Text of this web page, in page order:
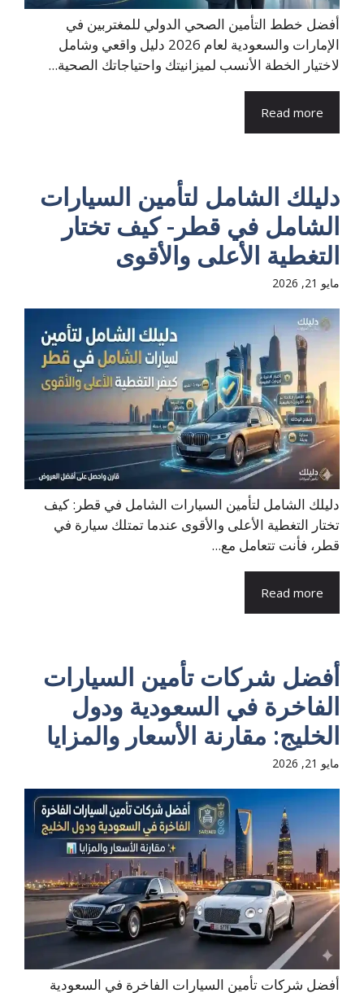
أفضل خطط التأمين الصحي الدولي للمغتربين في
الإمارات والسعودية لعام 2026 دليل واقعي وشامل
لاختيار الخطة الأنسب لميزانيتك واحتياجاتك الصحية...
Read more
دليلك الشامل لتأمين السيارات
الشامل في قطر- كيف تختار
التغطية الأعلى والأقوى
مايو 21, 2026
دليلك الشامل لتأمين السيارات الشامل في قطر: كيف
تختار التغطية الأعلى والأقوى عندما تمتلك سيارة في
قطر، فأنت تتعامل مع...
Read more
أفضل شركات تأمين السيارات
الفاخرة في السعودية ودول
الخليج: مقارنة الأسعار والمزايا
مايو 21, 2026
أفضل شركات تأمين السيارات الفاخرة في السعودية